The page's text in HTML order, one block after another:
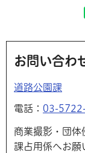
お問い合わ
道路公園課
電話： 03-
商業撮影・団体
課占用係へお願